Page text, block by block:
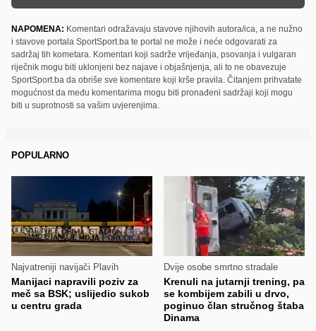
NAPOMENA: Komentari odražavaju stavove njihovih autora/ica, a ne nužno
i stavove portala SportSport.ba te portal ne može i neće odgovarati za
sadržaj tih kometara. Komentari koji sadrže vrijeđanja, psovanja i vulgaran
riječnik mogu biti uklonjeni bez najave i objašnjenja, ali to ne obavezuje
SportSport.ba da obriše sve komentare koji krše pravila. Čitanjem prihvatate
mogućnost da među komentarima mogu biti pronađeni sadržaji koji mogu
biti u suprotnosti sa vašim uvjerenjima.
POPULARNO
Najvatreniji navijači Plavih
Manijaci napravili poziv za
meč sa BSK; uslijedio sukob
u centru grada
Dvije osobe smrtno stradale
Krenuli na jutarnji trening, pa
se kombijem zabili u drvo,
poginuo član stručnog štaba
Dinama